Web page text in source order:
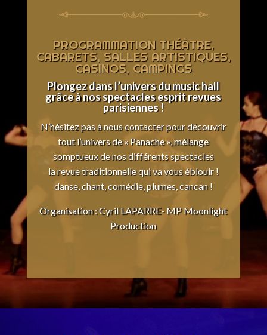
PROGRAMMATION THÉÂTRE,
CABARETS, SALLES ARTISTIQUES,
CASINOS, CAMPINGS
Plongez dans l’univers du music hall
grâce à nos spectacles esprit revues
parisiennes !
N’hésitez pas à nous contacter pour découvrir
tout l’univers de « Panache », mélange
somptueux de nos différents spectacles
la revue traditionnelle qui va vous éblouir !
danse, chant, comédie, plumes, cancan !
Organisation : Cyril LAPARRE- MP Moonlight
Production